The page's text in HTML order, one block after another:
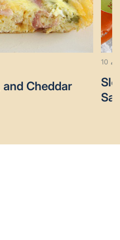
and Cheddar
10